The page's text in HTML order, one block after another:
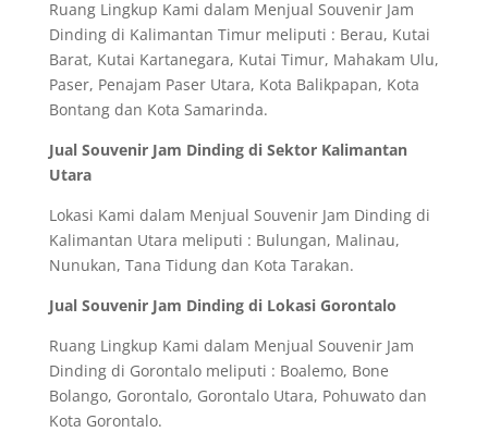
Ruang Lingkup Kami dalam Menjual Souvenir Jam
Dinding di Kalimantan Timur meliputi : Berau, Kutai
Barat, Kutai Kartanegara, Kutai Timur, Mahakam Ulu,
Paser, Penajam Paser Utara, Kota Balikpapan, Kota
Bontang dan Kota Samarinda.
Jual Souvenir Jam Dinding di Sektor Kalimantan
Utara
Lokasi Kami dalam Menjual Souvenir Jam Dinding di
Kalimantan Utara meliputi : Bulungan, Malinau,
Nunukan, Tana Tidung dan Kota Tarakan.
Jual Souvenir Jam Dinding di Lokasi Gorontalo
Ruang Lingkup Kami dalam Menjual Souvenir Jam
Dinding di Gorontalo meliputi : Boalemo, Bone
Bolango, Gorontalo, Gorontalo Utara, Pohuwato dan
Kota Gorontalo.